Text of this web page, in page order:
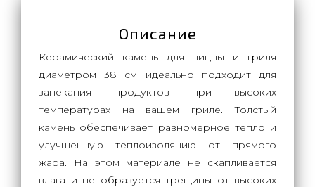
Описание
Керамический камень для пиццы и гриля
диаметром 38 см идеально подходит для
запекания продуктов при высоких
температурах на вашем гриле. Толстый
камень обеспечивает равномерное тепло и
улучшенную теплоизоляцию от прямого
жара. На этом материале не скапливается
влага и не образуется трещины от высоких